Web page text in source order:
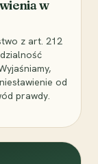
w
z art. 212
od
prawdy.